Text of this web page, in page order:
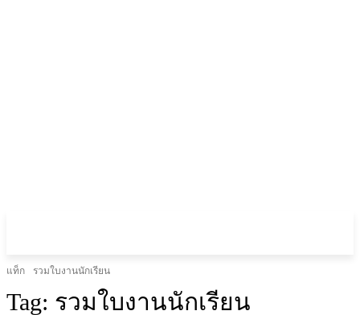
แท็ก รวมใบงานนักเรียน
Tag: รวมใบงานนักเรียน